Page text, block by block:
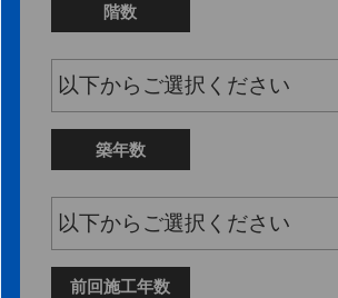
階数
築年数
前回施工年数